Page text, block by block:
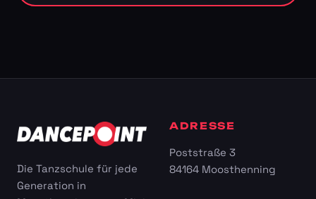
Die Tanzschule für jede
Generation in
ADRESSE
Poststraße 3
84164 Moosthenning